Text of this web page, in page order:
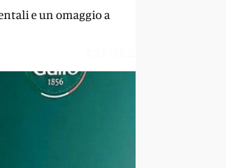
e un omaggio a